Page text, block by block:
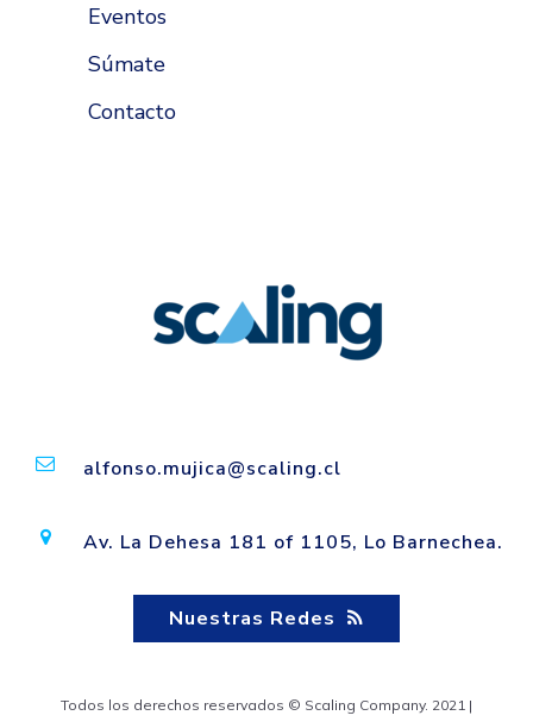
Eventos
Súmate
Contacto
alfonso.mujica@scaling.cl
Av. La Dehesa 181 of 1105, Lo Barnechea.
Nuestras Redes
Todos los derechos reservados © Scaling Company. 2021 |